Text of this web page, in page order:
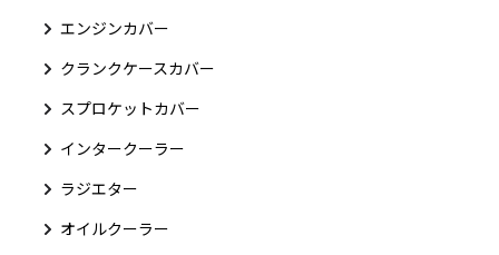
エンジンカバー
クランクケースカバー
スプロケットカバー
インタークーラー
ラジエター
オイルクーラー